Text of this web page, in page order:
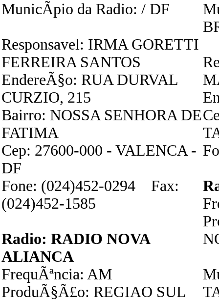
MunicÃ­pio da Radio: / DF
Responsavel: IRMA GORETTI
FERREIRA SANTOS
EndereÃ§o: RUA DURVAL
CURZIO, 215
Bairro: NOSSA SENHORA DE
FATIMA
Cep: 27600-000 - VALENCA -
DF
Fone: (024)452-0294 Fax:
(024)452-1585
Radio: RADIO NOVA
ALIANCA
FrequÃªncia: AM
ProduÃ§Ã£o: REGIAO SUL